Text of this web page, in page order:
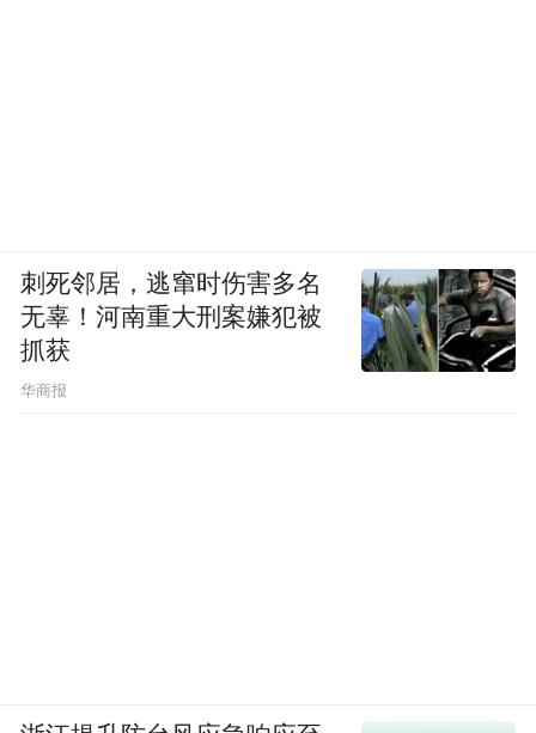
刺死邻居，逃窜时伤害多名
无辜！河南重大刑案嫌犯被
抓获
华商报